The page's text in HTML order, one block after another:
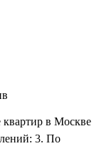
квартир в Москве
3. По